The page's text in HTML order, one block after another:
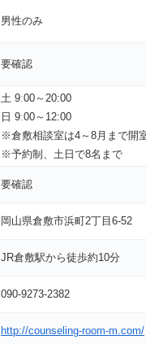
男性のみ
要確認
土 9ː00～20:00
日 9ː00～12:00
※倉敷相談室は4～8月まで開
※予約制、土日で8名まで
要確認
岡山県倉敷市浜町2丁目6-52
JR倉敷駅から徒歩約10分
090-9273-2382
http://counseling-room-m.com/